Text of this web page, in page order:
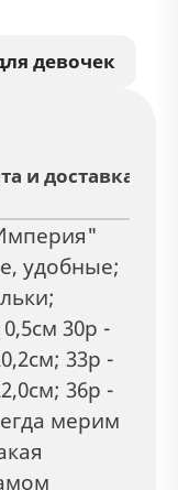
девочек
и доставка
удобные;
30р -
33р -
36р -
мерим